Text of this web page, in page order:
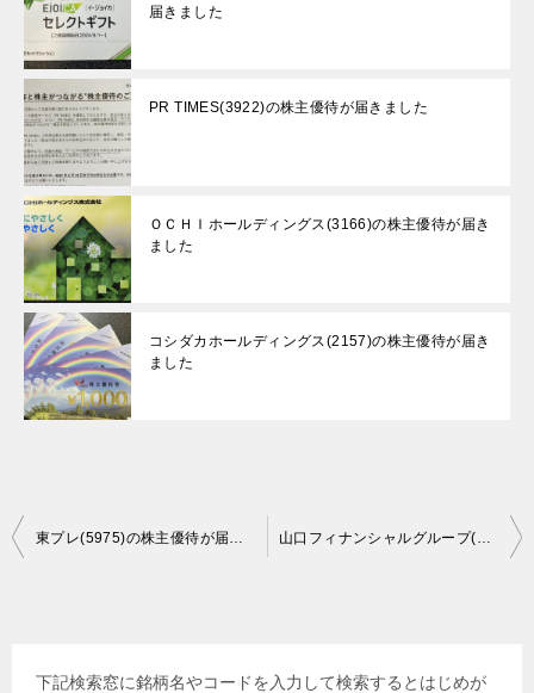
届きました
PR TIMES(3922)の株主優待が届きました
ＯＣＨＩホールディングス(3166)の株主優待が届き
ました
コシダカホールディングス(2157)の株主優待が届き
ました
投
東プレ(5975)の株主優待が届きました 山口フィナンシャルグループ(8418)の株主優待が届きました
下記検索窓に銘柄名やコードを入力して検索するとはじめが